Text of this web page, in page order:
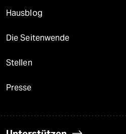
Hausblog
Die Seitenwende
Stellen
Presse